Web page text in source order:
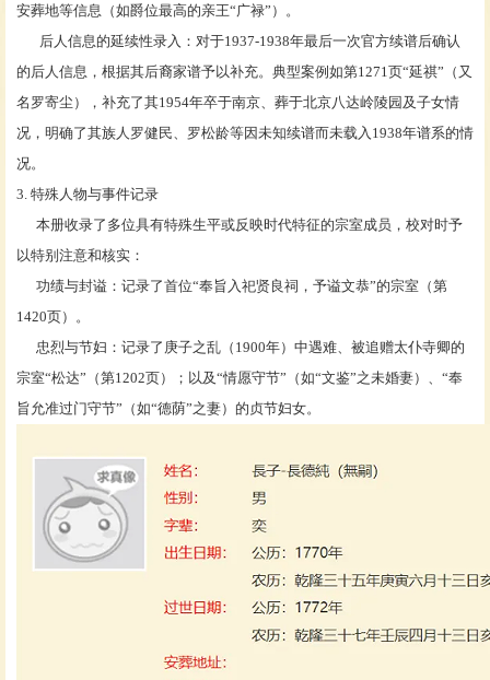
安葬地等信息（如爵位最高的亲王“广禄”）。
后人信息的延续性录入：对于1937-1938年最后一次官方续谱后确认
的后人信息，根据其后裔家谱予以补充。典型案例如第1271页“延祺”（又
名罗寄尘），补充了其1954年卒于南京、葬于北京八达岭陵园及子女情
况，明确了其族人罗健民、罗松龄等因未知续谱而未载入1938年谱系的情
况。
3. 特殊人物与事件记录
本册收录了多位具有特殊生平或反映时代特征的宗室成员，校对时予
以特别注意和核实：
功绩与封谥：记录了首位“奉旨入祀贤良祠，予谥文恭”的宗室（第
1420页）。
忠烈与节妇：记录了庚子之乱（ 1900年）中遇难、被追赠太仆寺卿的
宗室“松达”（第1202页）；以及“情愿守节”（如“文鉴”之未婚妻）、“奉
旨允准过门守节”（如“德荫”之妻）的贞节妇女。